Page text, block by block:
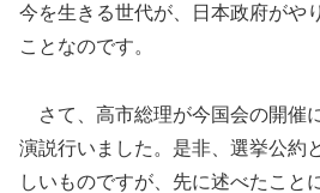
今を生きる世代が、日本政府がや
ことなのです。
さて、高市総理が今国会の開催
演説行いました。是非、選挙公約
しいものですが、先に述べたこと